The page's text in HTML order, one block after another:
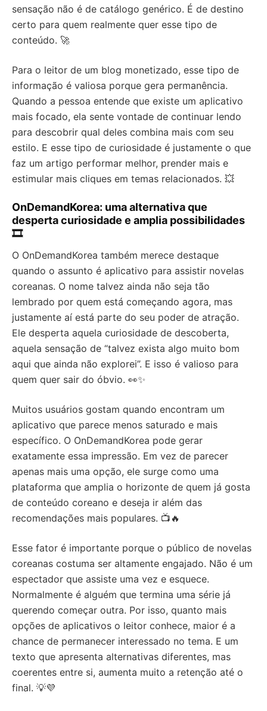
sensação não é de catálogo genérico. É de destino
certo para quem realmente quer esse tipo de
conteúdo. 🚀
Para o leitor de um blog monetizado, esse tipo de
informação é valiosa porque gera permanência.
Quando a pessoa entende que existe um aplicativo
mais focado, ela sente vontade de continuar lendo
para descobrir qual deles combina mais com seu
estilo. E esse tipo de curiosidade é justamente o que
faz um artigo performar melhor, prender mais e
estimular mais cliques em temas relacionados. 💥
OnDemandKorea: uma alternativa que
desperta curiosidade e amplia possibilidades
🎞️
O OnDemandKorea também merece destaque
quando o assunto é aplicativo para assistir novelas
coreanas. O nome talvez ainda não seja tão
lembrado por quem está começando agora, mas
justamente aí está parte do seu poder de atração.
Ele desperta aquela curiosidade de descoberta,
aquela sensação de “talvez exista algo muito bom
aqui que ainda não explorei”. E isso é valioso para
quem quer sair do óbvio. 👀✨
Muitos usuários gostam quando encontram um
aplicativo que parece menos saturado e mais
específico. O OnDemandKorea pode gerar
exatamente essa impressão. Em vez de parecer
apenas mais uma opção, ele surge como uma
plataforma que amplia o horizonte de quem já gosta
de conteúdo coreano e deseja ir além das
recomendações mais populares. 📺🔥
Esse fator é importante porque o público de novelas
coreanas costuma ser altamente engajado. Não é um
espectador que assiste uma vez e esquece.
Normalmente é alguém que termina uma série já
querendo começar outra. Por isso, quanto mais
opções de aplicativos o leitor conhece, maior é a
chance de permanecer interessado no tema. E um
texto que apresenta alternativas diferentes, mas
coerentes entre si, aumenta muito a retenção até o
final. 💡💜